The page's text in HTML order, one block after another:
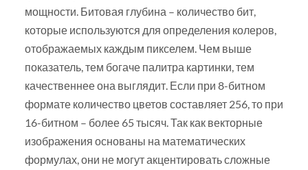
мощности. Битовая глубина – количество бит,
которые используются для определения колеров,
отображаемых каждым пикселем. Чем выше
показатель, тем богаче палитра картинки, тем
качественнее она выглядит. Если при 8-битном
формате количество цветов составляет 256, то при
16-битном – более 65 тысяч. Так как векторные
изображения основаны на математических
формулах, они не могут акцентировать сложные